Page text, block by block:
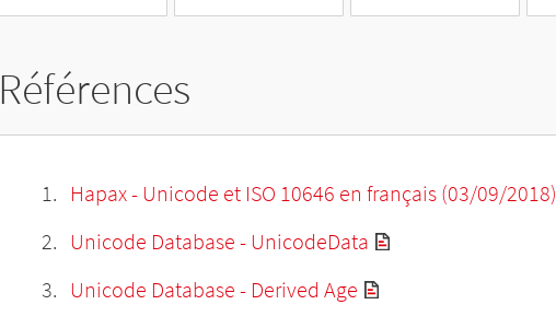
Références
Hapax - Unicode et ISO 10646 en français (03/09/2018)
Unicode Database - UnicodeData
Unicode Database - Derived Age